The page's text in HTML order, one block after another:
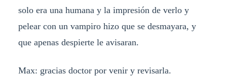
solo era una humana y la impresión de verlo y
pelear con un vampiro hizo que se desmayara, y
que apenas despierte le avisaran.
Max: gracias doctor por venir y revisarla.